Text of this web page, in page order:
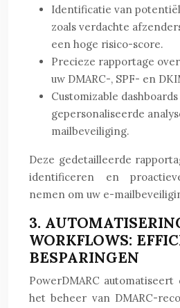
Identificatie van
zoals verdachte
een hoge risico-score.
Precieze rapportage
uw DMARC-, SPF- en
Customizable
gepersonaliseerde
mailbeveiliging.
Deze gedetailleerde
identificeren en
nemen om uw e-
3.
WORKFLOWS:
BESPARINGEN
PowerDMARC automatiseert
het beheer van DMARC-